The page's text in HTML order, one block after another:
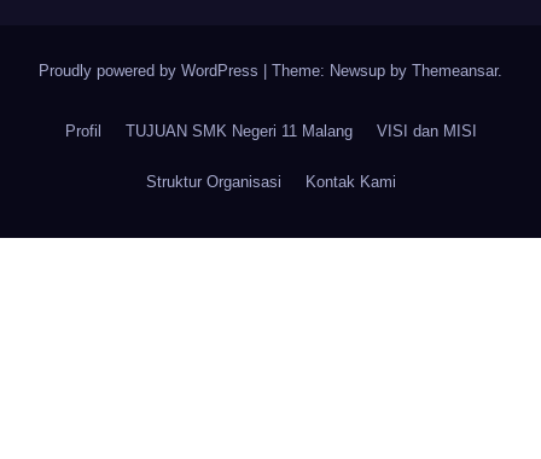
Proudly powered by WordPress Theme: Newsup by Themeansar.
Profil TUJUAN SMK Negeri 11 Malang VISI dan MISI
Struktur Organisasi Kontak Kami